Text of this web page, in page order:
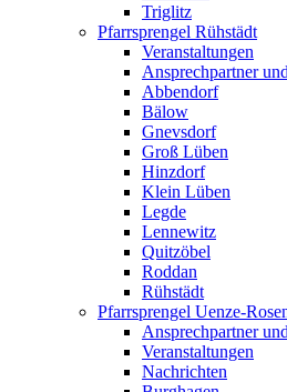
Triglitz
Pfarrsprengel Rühstädt
Veranstaltungen
Ansprechpartner
Abbendorf
Bälow
Gnevsdorf
Groß Lüben
Hinzdorf
Klein Lüben
Legde
Lennewitz
Quitzöbel
Roddan
Rühstädt
Pfarrsprengel Uenze-
Ansprechpartner
Veranstaltungen
Nachrichten